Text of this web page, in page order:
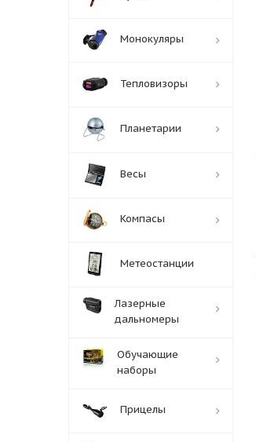
Монокуляры
Тепловизоры
Планетарии
Весы
Компасы
Метеостанции
Лазерные
дальномеры
Обучающие
наборы
Прицелы